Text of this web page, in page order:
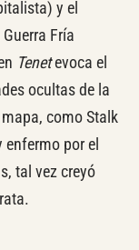
y el
Fría
Tenetevoca el
ocultas de la
como Stalk
por el
tal vez creyó